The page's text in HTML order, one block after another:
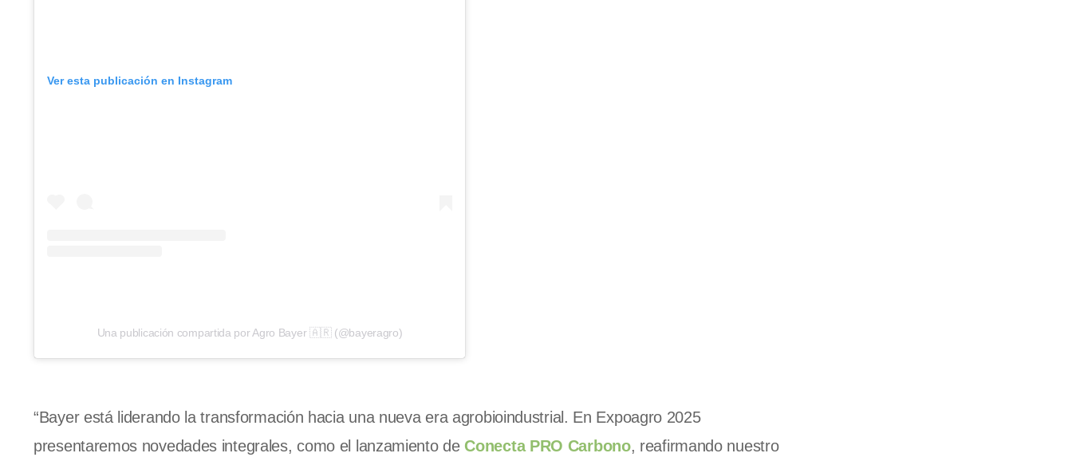
Ver esta publicación en Instagram
Una publicación compartida por Agro Bayer 🇦🇷 (@bayeragro)
“Bayer está liderando la transformación hacia una nueva era agrobioindustrial. En Expoagro 2025
presentaremos novedades integrales, como el lanzamiento de Conecta PRO Carbono, reafirmando nuestro